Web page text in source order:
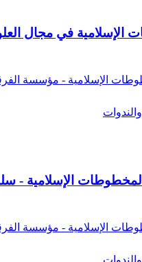
في مجال
الإسلامية - مؤسسة
الإسلامية -
الإسلامية - مؤسسة